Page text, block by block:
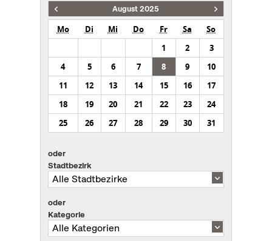
August 2025
Mo Di Mi Do Fr Sa
So
1
2
3
4
5 6 7 8 9
10
11
12 13 14 15 16
17
18
19 20 21 22 23
24
25
26 27 28 29 30 31
oder
Stadtbezirk
oder
Kategorie